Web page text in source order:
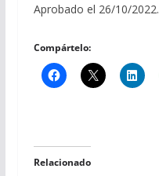
Aprobado el 26/10/2022.
Compártelo:
Relacionado